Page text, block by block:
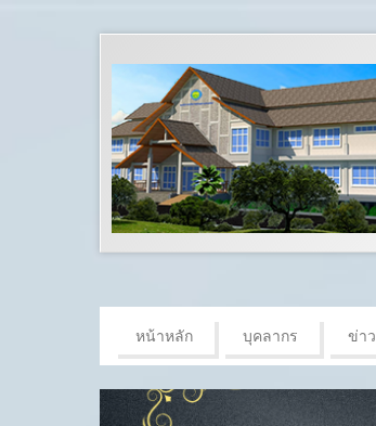
หน้าหลัก บุคลากร ข่า